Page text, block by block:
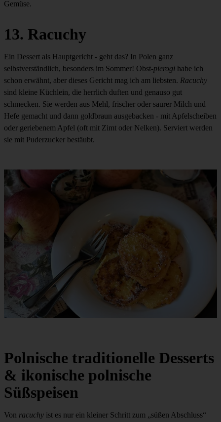
Gemüse.
13. Racuchy
Ein Dessert als Hauptgericht - geht das? In Polen ganz
selbstverständlich, besonders im Sommer! Obst-pierogi habe ich
schon erwähnt, aber dieses Gericht mag ich am liebsten. Racuchy
sind kleine Küchlein, die herrlich duften und genauso gut
schmecken. Sie werden aus Mehl, frischer oder saurer Milch und
Hefe gemacht und dann goldbraun ausgebacken - mit Apfelscheiben
oder geriebenem Apfel (oft mit Zimt oder Nelken). Serviert werden
sie mit Puderzucker bestäubt.
Polnische traditionelle Desserts
& ikonische polnische
Süßspeisen
Von racuchy ist es nur ein kleiner Schritt zum „süßen Abschluss“